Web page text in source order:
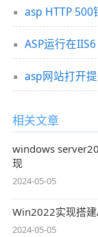
asp HTTP
ASP运行在
asp网站打开
相关文章
windows
现
2024-05-05
Win2022实现搭
2024-05-05